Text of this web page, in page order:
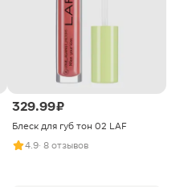
329.99 ₽
Блеск для губ тон 02 LAF
4.9· 8 отзывов